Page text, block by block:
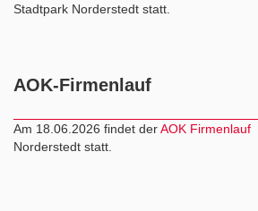
Stadtpark Norderstedt statt.
AOK-Firmenlauf
Am 18.06.2026 findet derAOK Firmenlauf
Norderstedt statt.